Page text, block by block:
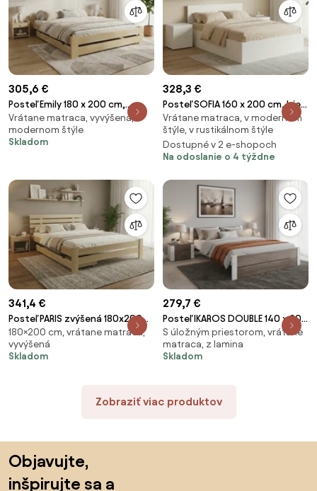
305,6 €
Posteľ Emily 180 x 200 cm,
borovica Rošt: S lamelovým
roštom, Matrac: Matrac DELUXE
10 cm
Vrátane matraca, vyvýšená, v
modernom štýle
Skladom
328,3 €
Posteľ SOFIA 160 x 200 cm, biela
Rošt: Bez roštu, Matrac:
Matrac SOMMERA 18 cm
Vrátane matraca, v modernom
štýle, v rustikálnom štýle
Dostupné v 2 e-shopoch
Na odoslanie o 4 týždne
341,4 €
Posteľ PARIS zvýšená 180x200
cm, borovica Rošt: S lamelovým
roštom, Matrac: Matrac DELUXE
10 cm
180×200 cm, vrátane matraca,
vyvýšená
Skladom
279,7 €
Posteľ IKAROS DOUBLE 140 x 200
cm, biela/dub hľuzovka Rošt:
Bez roštu, Matrac: Matrac
SOMMERA 18 cm
S úložným priestorom, vrátane
matraca, z lamina
Skladom
Zobraziť viac produktov
Objavujte,
inšpirujte sa a